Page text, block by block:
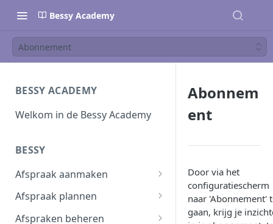
Bessy Academy
Abonnement
BESSY ACADEMY
Welkom in de Bessy Academy
BESSY
Afspraak aanmaken
Afspraak aanmaken
Afspraken importeren
Afspraak plannen
Inplannen
Afspraken beheren
Abonnem
ent
Door via het
configuratiescherm
naar 'Abonnement'
gaan, krijg je